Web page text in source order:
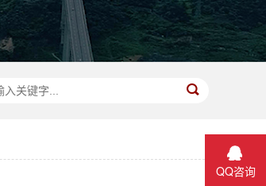
QQ咨询